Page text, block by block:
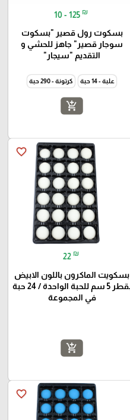
10 - 125 ₪
بسكوت رول قصير "بسكوت
سوجار قصير" جاهز للحشي و
التقديم "سيجار"
علبة - 14 حبة كرتونة - 290 حبة
add_shopping_cart
favorite_border
22 ₪
بسكويت الماكرون باللون الابيض
بقطر 5 سم للحبة الواحدة / 24 حبة
في المجموعة
add_shopping_cart
favorite_border